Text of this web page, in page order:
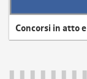
Concorsi in atto